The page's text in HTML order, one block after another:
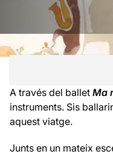
A través del ballet Ma
instruments. Sis
aquest viatge.
Junts en un mateix